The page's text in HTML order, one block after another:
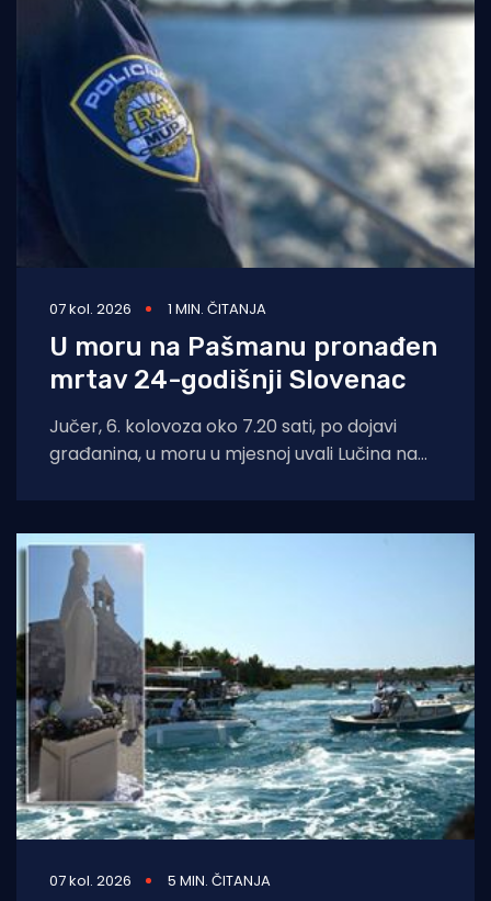
07 kol. 2026 1 MIN. ČITANJA
U moru na Pašmanu pronađen
mrtav 24-godišnji Slovenac
Jučer, 6. kolovoza oko 7.20 sati, po dojavi
građanina, u moru u mjesnoj uvali Lučina na
07 kol. 2026 5 MIN. ČITANJA